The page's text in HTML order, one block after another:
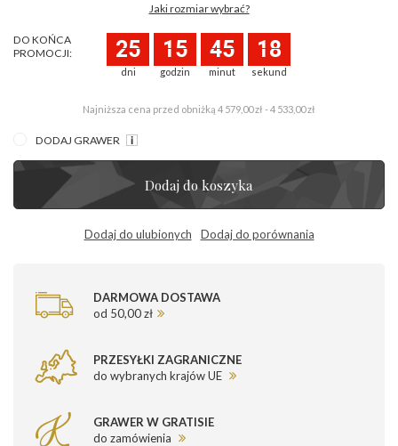
Jaki rozmiar wybrać?
DO KOŃCA
PROMOCJI:
dni
25
godzin
15
minut
45
sekund
18
Najniższa cena przed obniżką 4 579,00 zł - 4 533,00 zł
DODAJ GRAWER
Dodaj do koszyka
Dodaj do ulubionych Dodaj do porównania
DARMOWA DOSTAWA
od 50,00 zł
PRZESYŁKI ZAGRANICZNE
do wybranych krajów UE
GRAWER W GRATISIE
do zamówienia